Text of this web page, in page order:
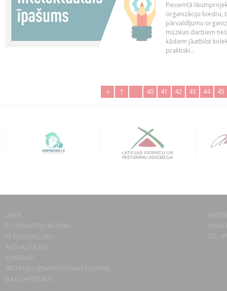
Pieņemtā
organizāciju biedru,
pārvaldījumu
mūzikas darbiem
kādiem jāatbilst
praktiski...
« 1 .. 40 41 42 43 44 45
LAIPA
ES IZMANTOJU MŪZIKU
ES RADU MŪZIKU
AKTUALITĀTES
KONTAKTI
SĪKDATŅU IZMANTOŠANAS POLITIKA
DATU APSTRĀDE
TEL.